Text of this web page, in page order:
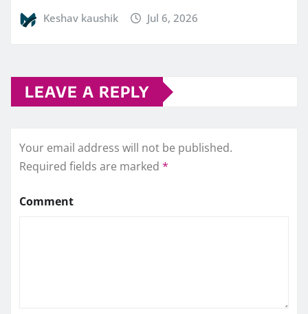
Keshav kaushik Jul 6, 2026
LEAVE A REPLY
Your email address will not be published.
Required fields are marked *
Comment